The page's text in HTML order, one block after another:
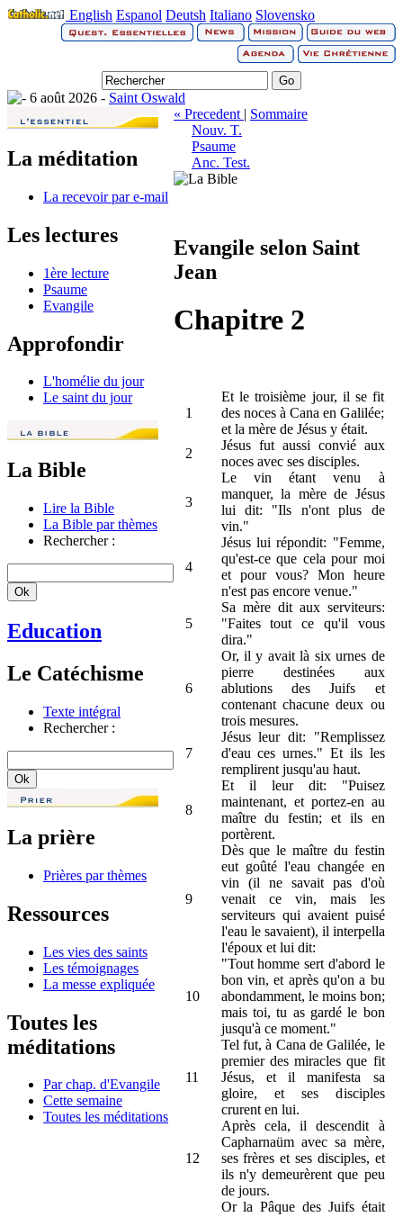
English Espanol Deutsh Italiano Slovensko
6 août 2026 - Saint Oswald
La méditation
La recevoir par e-mail
Les lectures
1ère lecture
Psaume
Evangile
Approfondir
L'homélie du jour
Le saint du jour
La Bible
Lire la Bible
La Bible par thèmes
Rechercher :
Education
Le Catéchisme
Texte intégral
Rechercher :
La prière
Prières par thèmes
Ressources
Les vies des saints
Les témoignages
La messe expliquée
Toutes les
méditations
Par chap. d'Evangile
Cette semaine
Toutes les méditations
« Precedent | Sommaire
Nouv. T.
Psaume
Anc. Test.
Evangile selon Saint
Jean
Chapitre 2
1
Et le troisième jour, il se fit
des noces à Cana en Galilée;
et la mère de Jésus y était.
2
Jésus fut aussi convié aux
noces avec ses disciples.
3
Le vin étant venu à
manquer, la mère de Jésus
lui dit: "Ils n'ont plus de
vin."
4
Jésus lui répondit: "Femme,
qu'est-ce que cela pour moi
et pour vous? Mon heure
n'est pas encore venue."
5
Sa mère dit aux serviteurs:
"Faites tout ce qu'il vous
dira."
6
Or, il y avait là six urnes de
pierre destinées aux
ablutions des Juifs et
contenant chacune deux ou
trois mesures.
7
Jésus leur dit: "Remplissez
d'eau ces urnes." Et ils les
remplirent jusqu'au haut.
8
Et il leur dit: "Puisez
maintenant, et portez-en au
maître du festin; et ils en
portèrent.
9
Dès que le maître du festin
eut goûté l'eau changée en
vin (il ne savait pas d'où
venait ce vin, mais les
serviteurs qui avaient puisé
l'eau le savaient), il interpella
l'époux et lui dit:
10
"Tout homme sert d'abord le
bon vin, et après qu'on a bu
abondamment, le moins bon;
mais toi, tu as gardé le bon
jusqu'à ce moment."
11
Tel fut, à Cana de Galilée, le
premier des miracles que fit
Jésus, et il manifesta sa
gloire, et ses disciples
crurent en lui.
12
Après cela, il descendit à
Capharnaüm avec sa mère,
ses frères et ses disciples, et
ils n'y demeurèrent que peu
de jours.
Or la Pâque des Juifs était